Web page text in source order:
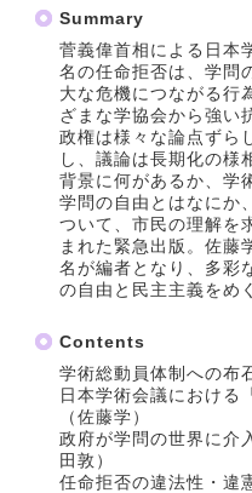
Summary
菅義偉首相による日本
名の任命拒否は、学問
大な危機につながる行
ざまな学協会から強い
政権は様々な論点ずら
し、議論は長期化の様
背景に何があるか、学
学問の自由とはなにか
ついて、市民の理解を
まれた緊急出版。佐藤
名が編者となり、多彩
の自由と民主主義をめ
Contents
学術総動員体制への布
日本学術会議における
（佐藤学）
政府が学問の世界に介
田敦）
任命拒否の違法性・違